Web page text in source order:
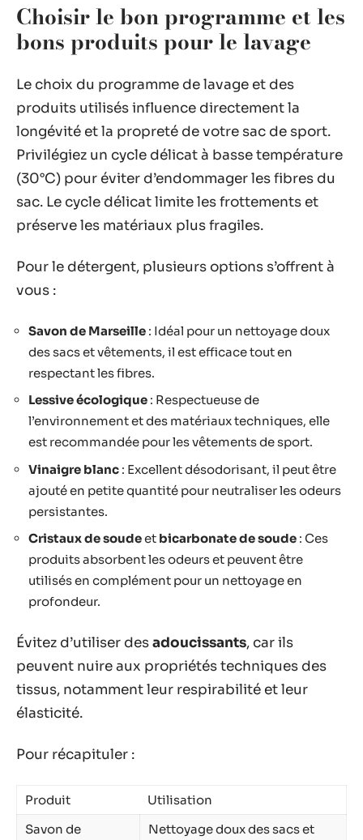
Choisir le bon programme et les
bons produits pour le lavage
Le choix du programme de lavage et des
produits utilisés influence directement la
longévité et la propreté de votre sac de sport.
Privilégiez un cycle délicat à basse température
(30°C) pour éviter d’endommager les fibres du
sac. Le cycle délicat limite les frottements et
préserve les matériaux plus fragiles.
Pour le détergent, plusieurs options s’offrent à
vous :
Savon de Marseille : Idéal pour un nettoyage doux
des sacs et vêtements, il est efficace tout en
respectant les fibres.
Lessive écologique : Respectueuse de
l’environnement et des matériaux techniques, elle
est recommandée pour les vêtements de sport.
Vinaigre blanc : Excellent désodorisant, il peut être
ajouté en petite quantité pour neutraliser les odeurs
persistantes.
Cristaux de soudeet bicarbonate de soude : Ces
produits absorbent les odeurs et peuvent être
utilisés en complément pour un nettoyage en
profondeur.
Évitez d’utiliser desadoucissants, car ils
peuvent nuire aux propriétés techniques des
tissus, notamment leur respirabilité et leur
élasticité.
Pour récapituler :
Produit
Utilisation
Savon de
Nettoyage doux des sacs et